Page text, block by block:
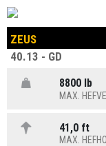
ZEUS
40.13 - GD
8800 lb
MAX.
41,0 ft
MAX.